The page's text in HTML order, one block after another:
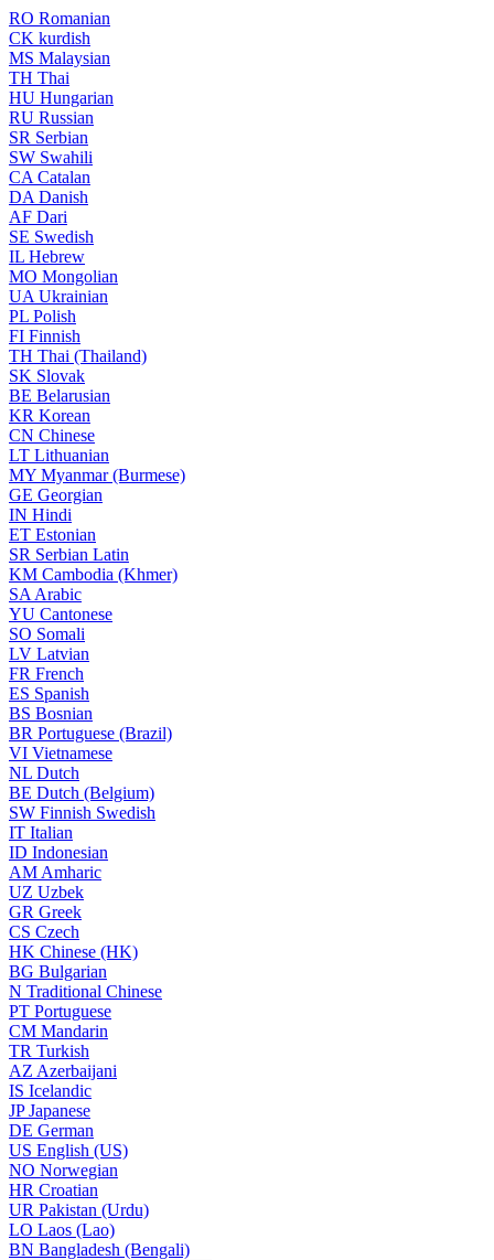
RO Romanian
CK kurdish
MS Malaysian
TH Thai
HU Hungarian
RU Russian
SR Serbian
SW Swahili
CA Catalan
DA Danish
AF Dari
SE Swedish
IL Hebrew
MO Mongolian
UA Ukrainian
PL Polish
FI Finnish
TH Thai (Thailand)
SK Slovak
BE Belarusian
KR Korean
CN Chinese
LT Lithuanian
MY Myanmar (Burmese)
GE Georgian
IN Hindi
ET Estonian
SR Serbian Latin
KM Cambodia (Khmer)
SA Arabic
YU Cantonese
SO Somali
LV Latvian
FR French
ES Spanish
BS Bosnian
BR Portuguese (Brazil)
VI Vietnamese
NL Dutch
BE Dutch (Belgium)
SW Finnish Swedish
IT Italian
ID Indonesian
AM Amharic
UZ Uzbek
GR Greek
CS Czech
HK Chinese (HK)
BG Bulgarian
N Traditional Chinese
PT Portuguese
CM Mandarin
TR Turkish
AZ Azerbaijani
IS Icelandic
JPJapanese
DE German
US English (US)
NO Norwegian
HR Croatian
UR Pakistan (Urdu)
LO Laos (Lao)
BN Bangladesh (Bengali)